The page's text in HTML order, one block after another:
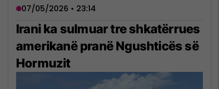
07/05/2026 • 23:14
Irani ka sulmuar tre shkatërrues
amerikanë pranë Ngushticës së
Hormuzit